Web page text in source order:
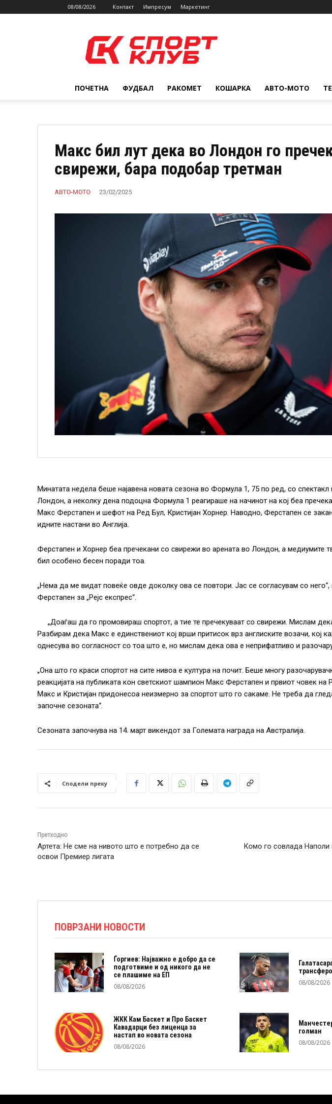
08/08/2026 Контакт Импресум Маркетинг
ПОЧЕТНА ФУДБАЛ РАКОМЕТ КОШАРКА АВТО-МОТО
Макс бил лут дека во Лондон го
свирежи, бара подобар третман
АВТО-МОТО 23/02/2025
Минатата недела беше најавена новата сезона во Формула 1, 75 по ред, со спектакл
Лондон, а неколку дена подоцна Формула 1 реагираше на начинот на кој беа
Макс Ферстапен и шефот на Ред Бул, Кристијан Хорнер. Наводно, Ферстапен се
идните настани во Англија.
Ферстапен и Хорнер беа пречекани со свирежи во арената во Лондон, а медиумите
бил особено бесен поради тоа.
„Нема да ме видат повеќе овде доколку ова се повтори. Јас се согласувам со него“,
Ферстапен за „Рејс експрес“.
„Доаѓаш да го промовираш спортот, а тие те пречекуваат со свирежи. Мислам
Разбирам дека Макс е единствениот кој врши притисок врз англиските возачи, кој
однесува во согласност со тоа што е, но мислам дека ова е неприфатливо и
„Она што го краси спортот на сите нивоа е култура на почит. Беше многу
реакцијата на публиката кон светскиот шампион Макс Ферстапен и првиот човек на
Макс и Кристијан придонесоа неизмерно за спортот што го сакаме. Не треба да
започне сезоната“.
Сезоната започнува на 14. март викендот за Големата награда на Австралија.
Сподели преку
Претходно
Артета: Не сме на нивото што е потребно да се
освои Премиер лигата
Комо го совлада Наполи
ПОВРЗАНИ НОВОСТИ
Ѓоргиев: Најважно е добро да се
подготвиме и од никого да не
се плашиме на ЕП
08/08/2026 08/08/2026
ЖКК Кам Баскет и Про Баскет
Кавадарци без лиценца за
настап во новата сезона
08/08/2026
голман
08/08/2026